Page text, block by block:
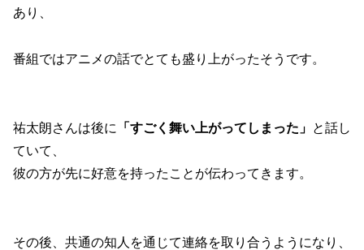
あり、
番組ではアニメの話でとても盛り上がったそうです。
祐太朗さんは後に 「すごく舞い上がってしまった」 と話し
ていて、
彼の方が先に好意を持ったことが伝わってきます。
その後、共通の知人を通じて連絡を取り合うようになり、